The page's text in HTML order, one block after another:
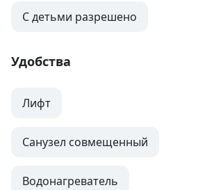
С детьми разрешено
Удобства
Лифт
Санузел совмещенный
Водонагреватель